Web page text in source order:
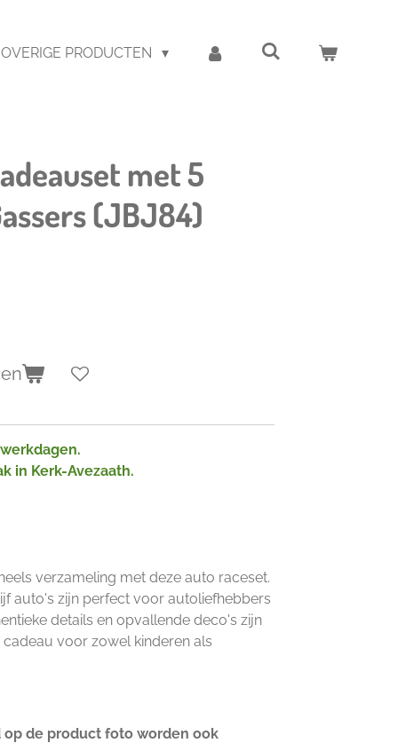
OVERIGE PRODUCTEN
met 5
(JBJ84)
in Kerk-Avezaath.
verzameling met deze auto raceset.
auto's zijn perfect voor autoliefhebbers
details en opvallende deco's zijn
voor zowel kinderen als
op de product foto worden ook